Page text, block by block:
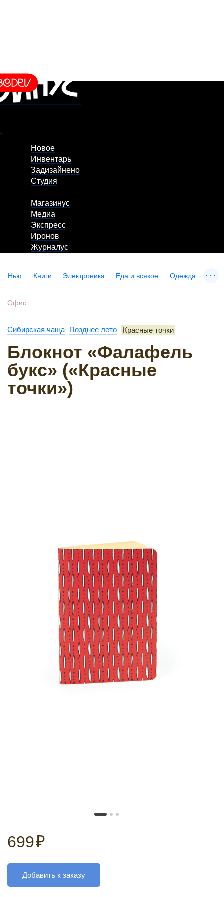
Новое
Инвентарь
Задизайнено
Студия
Магазинус
Медиа
Экспресс
Иронов
Журналус
Нью Книги Электроника Еда и всякое Одежда ...
Офис
Сибирская чаща Позднее лето Красные точки
Блокнот «Фалафель
букс» («Красные
точки»)
699₽
Добавить к заказу